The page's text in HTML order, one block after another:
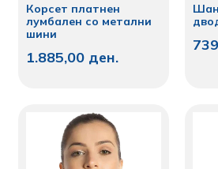
Корсет платнен
лумбален со метални
шини
1.885,00 ден.